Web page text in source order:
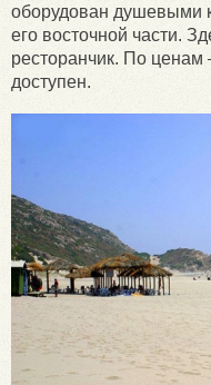
оборудован душевыми
его восточной части.
ресторанчик. По
доступен.